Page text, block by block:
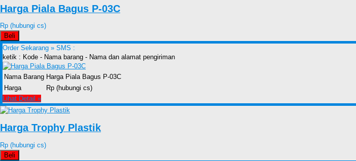
Harga Piala Bagus P-03C
Rp (hubungi cs)
Beli
Order Sekarang » SMS :
ketik : Kode - Nama barang - Nama dan alamat pengiriman
Nama Barang Harga Piala Bagus P-03C
Harga
Rp (hubungi cs)
Lihat Detail »
Harga Trophy Plastik
Rp (hubungi cs)
Beli